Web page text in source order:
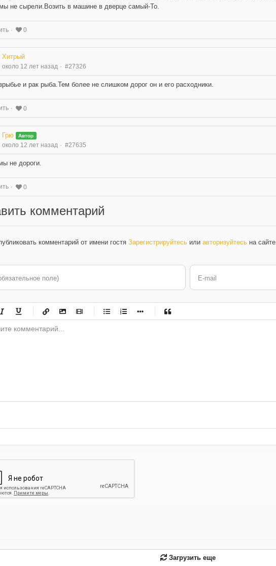
не сырели.Возить в машине в дверце самый-То.
0
Хитрый
около 12 лет назад #27326
и рак рыба.Тем более не слишком дорог он и его расходники.
0
Грю Автор
около 12 лет назад #27635
не дороги.
0
комментарий
комментарий от имени гостя Зарегистрируйтесьили авторизуйтесьна сайте.
поле) E-mail
-
-
-
Загрузить еще